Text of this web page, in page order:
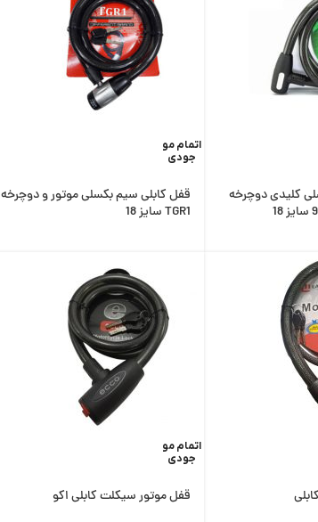
کلیدی دوچرخه
اتمام مو
جودی
قفل کابلی سیم بکسلی موتور و دوچرخه
TGR1 سایز 18
اتمام مو
جودی
قفل موتور سیکلت کابلی اکو